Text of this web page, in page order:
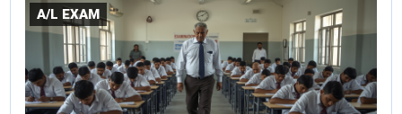
A/L EXAM